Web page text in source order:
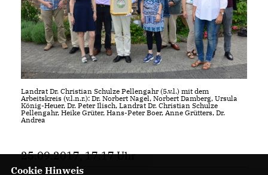
Landrat Dr. Christian Schulze Pellengahr (5.v.l.) mit dem
Arbeitskreis (v.l.n.r.): Dr. Norbert Nagel, Norbert Damberg, Ursula
König-Heuer, Dr. Peter Ilisch, Landrat Dr. Christian Schulze
Pellengahr, Heike Grüter, Hans-Peter Boer, Anne Grütters, Dr.
Andrea
25.09.2017, 17:17 Uhr
Cookie Hinweis